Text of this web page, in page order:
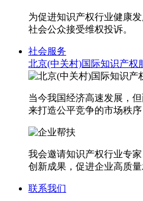
为促进知识产权行业健康
社会公众接受维权投诉。
社会服务
北京(中关村)国际知识产权
当今我国经济高速发展，
来打造公平竞争的市场秩
我会邀请知识产权行业专
创新成果，促进企业高质
联系我们